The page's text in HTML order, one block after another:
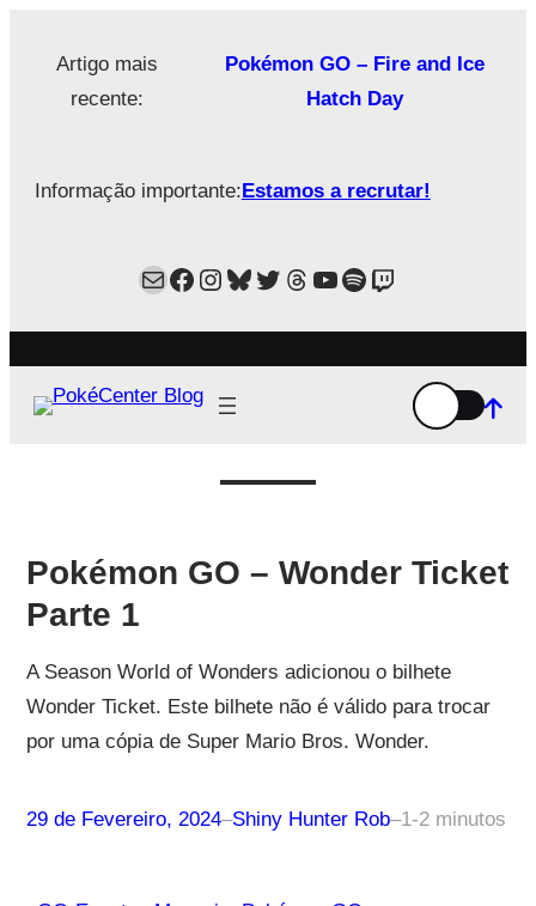
Artigo mais
recente:
Pokémon GO – Fire and Ice
Hatch Day
Informação importante:Estamos a recrutar!
MailFacebook
Instagram
Bluesky
Twitter
Estamos no Threads!
YouTube
Spotify
Twitch
Pokémon GO – Wonder Ticket
Parte 1
A Season World of Wonders adicionou o bilhete
Wonder Ticket. Este bilhete não é válido para trocar
por uma cópia de Super Mario Bros. Wonder.
29 de Fevereiro, 2024–Shiny Hunter Rob–1-2 minutos